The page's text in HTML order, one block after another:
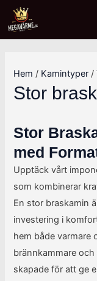
Hoppa
innehåll
Sök
M
i
r
i
Hem / Kamintyper /
Stor
Stor
med
Upptäck vårt
som kombinerar
En stor braskamin
investering i
hem både varmare
brännkammare
skapade för att ge